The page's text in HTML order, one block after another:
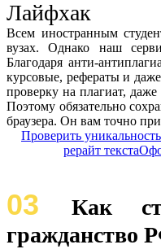
Лайфхак
Всем иностранным
вузах. Однако наш
Благодаря анти-
курсовые, рефераты и
проверку на плагиат,
Поэтому обязательно
браузера. Он вам точно
Проверить уникальность
рерайт текста
03
Как
гражданство